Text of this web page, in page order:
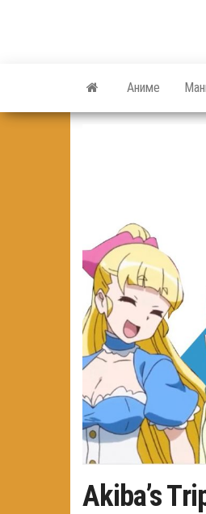
Аниме
Akiba’s